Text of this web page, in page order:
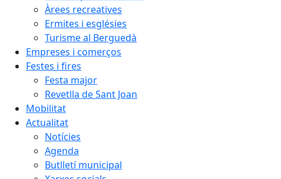
Àrees recreatives
Ermites i esglésies
Turisme al Berguedà
Empreses i comerços
Festes i fires
Festa major
Revetlla de Sant Joan
Mobilitat
Actualitat
Notícies
Agenda
Butlletí municipal